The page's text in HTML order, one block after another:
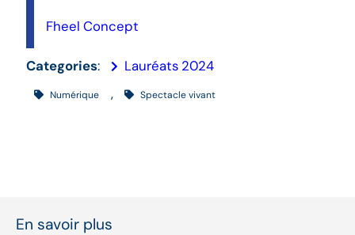
Fheel Concept
Categories: Lauréats 2024
Numérique , Spectacle vivant
En savoir plus